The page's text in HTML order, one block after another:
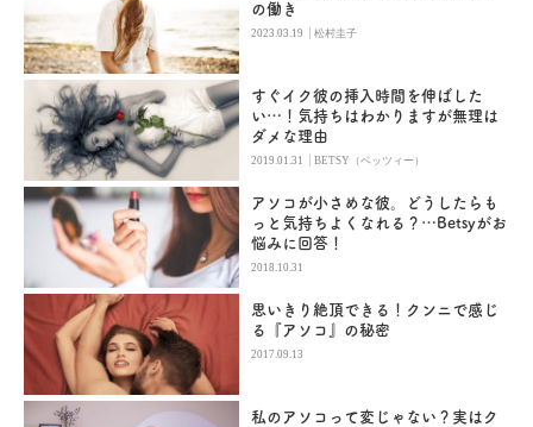
の働き
2023.03.19 |松村圭子
すぐイク彼の挿入時間を伸ばした
い…！気持ちはわかりますが無理は
ダメな理由
2019.01.31 |BETSY（ベッツィー）
アソコが小さめな彼。どうしたらも
っと気持ちよくなれる？…Betsyがお
悩みに回答！
2018.10.31
思いきり絶頂できる！クンニで感じ
る『アソコ』の秘密
2017.09.13
私のアソコって変じゃない？実はク